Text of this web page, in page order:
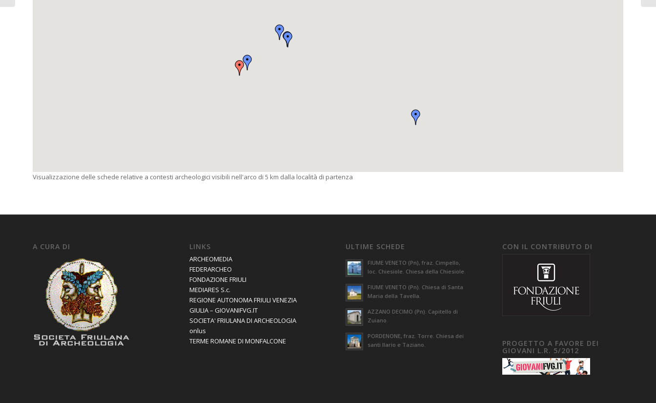
Visualizzazione delle schede relative a contesti archeologici visibili nell'arco di 5 km dalla località di partenza
A CURA DI LINKS
ARCHEOMEDIA
FEDERARCHEO
FONDAZIONE FRIULI
MEDIARES S.c.
REGIONE AUTONOMA FRIULI VENEZIA
GIULIA – GIOVANIFVG.IT
SOCIETA' FRIULANA DI ARCHEOLOGIA
onlus
TERME ROMANE DI MONFALCONE
ULTIME SCHEDE
FIUME VENETO (Pn), fraz. Cimpello,
loc. Chiesiole. Chiesa della Chiesiole.
FIUME VENETO (Pn). Chiesa di Santa
Maria della Tavella.
AZZANO DECIMO (Pn). Capitello di
Zuiano.
PORDENONE, fraz. Torre. Chiesa dei
santi Ilario e Taziano.
CON IL CONTRIBUTO DI
PROGETTO A FAVORE DEI
GIOVANI L.R. 5/2012